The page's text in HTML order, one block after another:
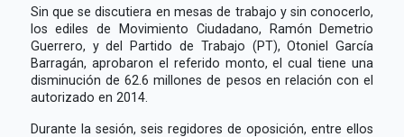
Sin que se discutiera en mesas de trabajo y sin conocerlo,
los ediles de Movimiento Ciudadano, Ramón Demetrio
Guerrero, y del Partido de Trabajo (PT), Otoniel García
Barragán, aprobaron el referido monto, el cual tiene una
disminución de 62.6 millones de pesos en relación con el
autorizado en 2014.
Durante la sesión, seis regidores de oposición, entre ellos